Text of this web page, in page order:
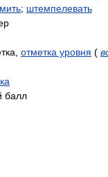
; штемпелевать
отметка уровня (
балл